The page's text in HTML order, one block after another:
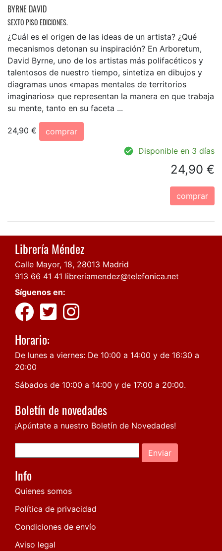
BYRNE DAVID
SEXTO PISO EDICIONES.
¿Cuál es el origen de las ideas de un artista? ¿Qué
mecanismos detonan su inspiración? En Arboretum,
David Byrne, uno de los artistas más polifacéticos y
talentosos de nuestro tiempo, sintetiza en dibujos y
diagramas unos «mapas mentales de territorios
imaginarios» que representan la manera en que trabaja
su mente, tanto en su faceta ...
24,90 €
comprar
Disponible en 3 días
24,90 €
comprar
Librería Méndez
Calle Mayor, 18, 28013 Madrid
913 66 41 41 libreriamendez@telefonica.net
Síguenos en:
Horario:
De lunes a viernes: De 10:00 a 14:00 y de 16:30 a
20:00
Sábados de 10:00 a 14:00 y de 17:00 a 20:00.
Boletín de novedades
¡Apúntate a nuestro Boletín de Novedades!
Enviar
Info
Quienes somos
Política de privacidad
Condiciones de envío
Aviso legal